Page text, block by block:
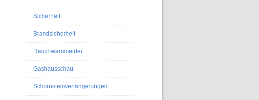
Sicherheit
Brandsicherheit
Rauchwarnmelder
Gashausschau
Schornsteinverlängerungen